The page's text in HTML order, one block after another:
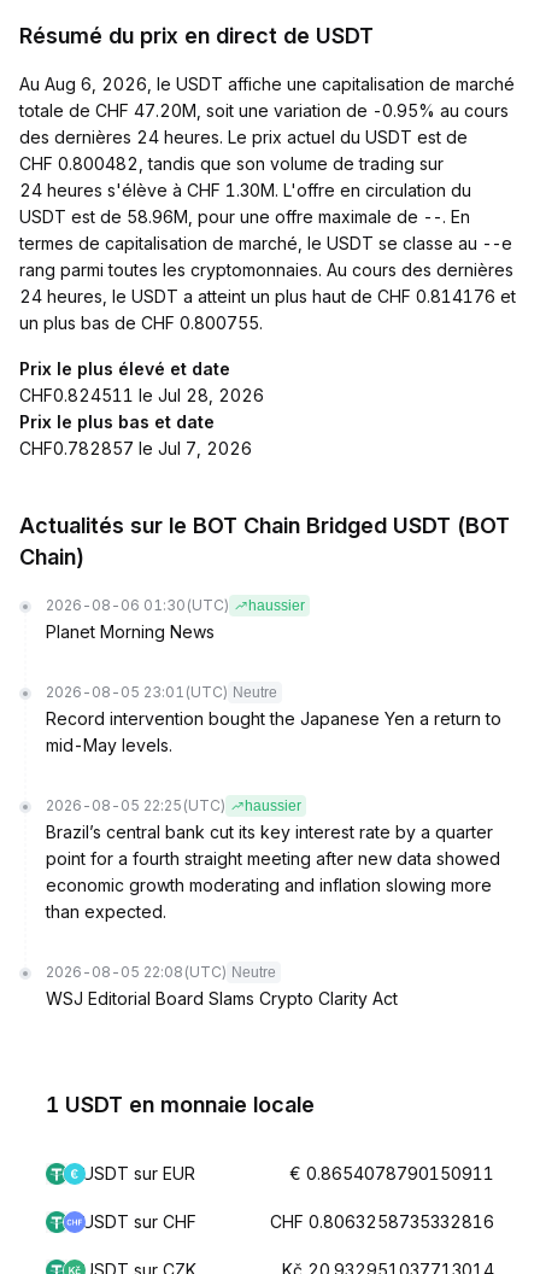
Résumé du prix en direct de USDT
Au Aug 6, 2026, le USDT affiche une capitalisation de marché
totale de CHF 47.20M, soit une variation de -0.95% au cours
des dernières 24 heures. Le prix actuel du USDT est de
CHF 0.800482, tandis que son volume de trading sur
24 heures s'élève à CHF 1.30M. L'offre en circulation du
USDT est de 58.96M, pour une offre maximale de --. En
termes de capitalisation de marché, le USDT se classe au --e
rang parmi toutes les cryptomonnaies. Au cours des dernières
24 heures, le USDT a atteint un plus haut de CHF 0.814176 et
un plus bas de CHF 0.800755.
Prix le plus élevé et date
CHF0.824511 le Jul 28, 2026
Prix le plus bas et date
CHF0.782857 le Jul 7, 2026
Actualités sur le BOT Chain Bridged USDT (BOT
Chain)
2026-08-06 01:30 (UTC) haussier
Planet Morning News
2026-08-05 23:01 (UTC) Neutre
Record intervention bought the Japanese Yen a return to
mid-May levels.
2026-08-05 22:25 (UTC) haussier
Brazil’s central bank cut its key interest rate by a quarter
point for a fourth straight meeting after new data showed
economic growth moderating and inflation slowing more
than expected.
2026-08-05 22:08 (UTC) Neutre
WSJ Editorial Board Slams Crypto Clarity Act
1 USDT en monnaie locale
USDT sur EUR € 0.8654078790150911
USDT sur CHF CHF 0.8063258735332816
USDT sur CZK Kč 20.932951037713014